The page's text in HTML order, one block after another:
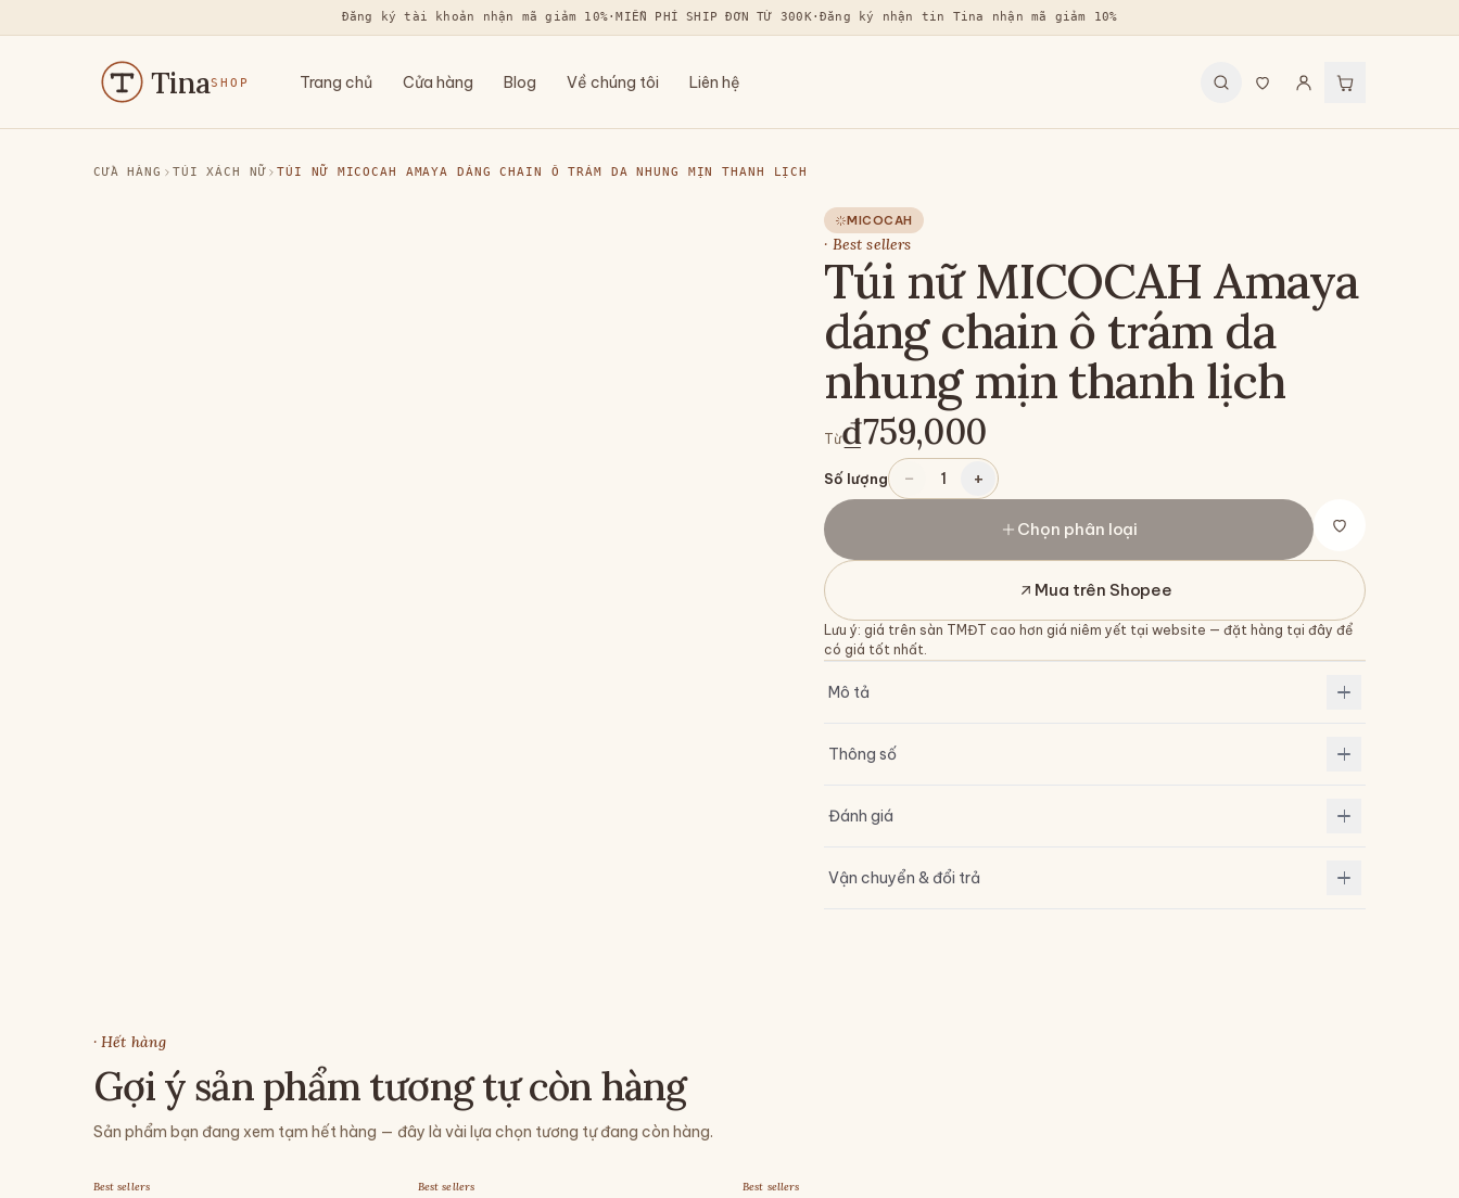
Đăng ký tài khoản nhận mã giảm 10%·MIỄN PHÍ SHIP ĐƠN TỪ 300K·Đăng ký nhận tin Tina nhận mã giảm 10%
TinaSHOP Trang chủ Cửa hàng Blog Về chúng tôi Liên hệ
CỬA HÀNG TÚI XÁCH NỮ TÚI NỮ MICOCAH AMAYA DÁNG CHAIN Ô TRÁM DA NHUNG MỊN THANH LỊCH
MICOCAH
· Best sellers
Túi nữ MICOCAH Amaya
dáng chain ô trám da
nhung mịn thanh lịch
Từ₫759,000
Số lượng − 1 +
Chọn phân loại
Mua trên Shopee
Lưu ý: giá trên sàn TMĐT cao hơn giá niêm yết tại website — đặt hàng tại đây để
có giá tốt nhất.
Mô tả
Thông số
Đánh giá
Vận chuyển & đổi trả
· Hết hàng
Gợi ý sản phẩm tương tự còn hàng
Sản phẩm bạn đang xem tạm hết hàng — đây là vài lựa chọn tương tự đang còn hàng.
Best sellers Best sellers Best sellers